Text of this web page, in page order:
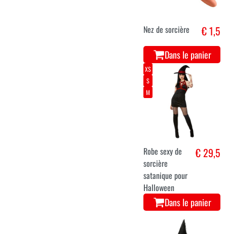
Nez de sorcière € 1,5
Dans le panier
XS
S
M
Robe sexy de
sorcière
satanique pour
Halloween
€ 29,5
Dans le panier